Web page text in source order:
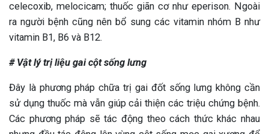
celecoxib, melocicam; thuốc giãn cơ như eperison. Ngoài
ra người bệnh cũng nên bổ sung các vitamin nhóm B như
vitamin B1, B6 và B12.
# Vật lý trị liệu gai cột sống lưng
Đây là phương pháp chữa trị gai đốt sống lưng không cần
sử dụng thuốc mà vẫn giúp cải thiện các triệu chứng bệnh.
Các phương pháp sẽ tác động theo cách thức khác nhau